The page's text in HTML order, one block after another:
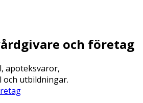
och företag
apoteksvaror,
utbildningar.